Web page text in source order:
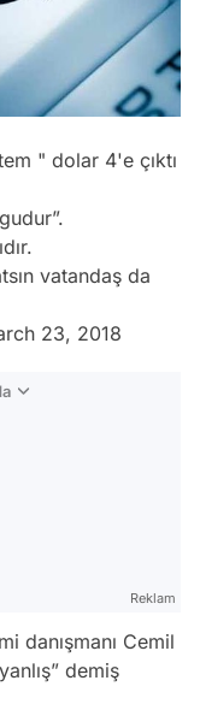
" dolar 4'e çıktı
vatandaş da
23, 2018
Reklam
danışmanı Cemil
demiş